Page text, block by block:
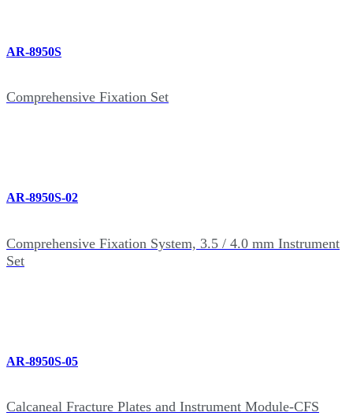
AR-8950S
Comprehensive Fixation Set
AR-8950S-02
Comprehensive Fixation System, 3.5 / 4.0 mm Instrument
Set
AR-8950S-05
Calcaneal Fracture Plates and Instrument Module-CFS